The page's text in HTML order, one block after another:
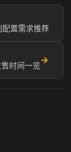
置需求推荐
时间一览
→